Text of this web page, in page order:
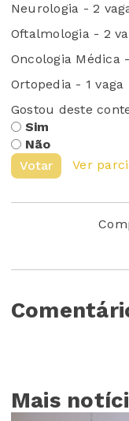
Neurologia - 2
Oftalmologia - 2
Oncologia Médica
Ortopedia - 1 vaga
Gostou deste
Sim
Não
Votar
Ver
Mais